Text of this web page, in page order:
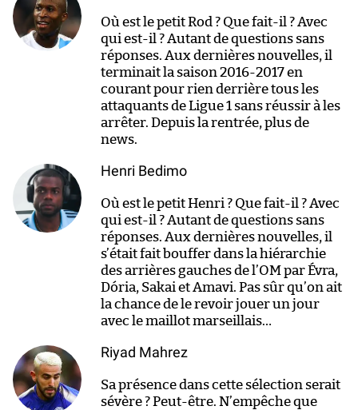
Où est le petit Rod ? Que fait-il ? Avec
qui est-il ? Autant de questions sans
réponses. Aux dernières nouvelles, il
terminait la saison 2016-2017 en
courant pour rien derrière tous les
attaquants de Ligue 1 sans réussir à les
arrêter. Depuis la rentrée, plus de
news.
Henri Bedimo
Où est le petit Henri ? Que fait-il ? Avec
qui est-il ? Autant de questions sans
réponses. Aux dernières nouvelles, il
s’était fait bouffer dans la hiérarchie
des arrières gauches de l’OM par Évra,
Dória, Sakai et Amavi. Pas sûr qu’on ait
la chance de le revoir jouer un jour
avec le maillot marseillais…
Riyad Mahrez
Sa présence dans cette sélection serait
sévère ? Peut-être. N’empêche que